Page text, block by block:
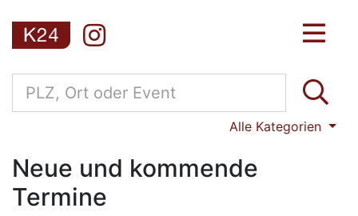
Alle Kategorien
Neue und kommende
Termine